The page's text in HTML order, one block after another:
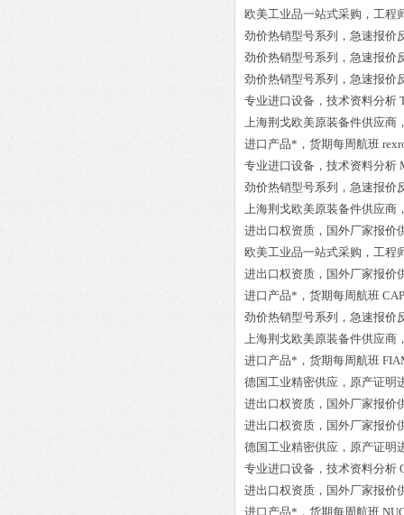
欧美工业品一站式采购，工程
劲价热销型号系列，急速报价
劲价热销型号系列，急速报价
劲价热销型号系列，急速报价
专业进口设备，技术资料分析
上海荆戈欧美原装备件供应商
进口产品*，货期每周航班
专业进口设备，技术资料分析
劲价热销型号系列，急速报价
上海荆戈欧美原装备件供应商
进出口权资质，国外厂家报价
欧美工业品一站式采购，工程
进出口权资质，国外厂家报价
进口产品*，货期每周航班
劲价热销型号系列，急速报价
上海荆戈欧美原装备件供应商
进口产品*，货期每周航班
德国工业精密供应，原产证明
进出口权资质，国外厂家报价
进出口权资质，国外厂家报价
德国工业精密供应，原产证明
专业进口设备，技术资料分析
进出口权资质，国外厂家报价
进口产品*，货期每周航班